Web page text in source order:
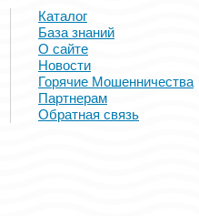
Каталог
База знаний
О сайте
Новости
Горячие Мошенничества
Партнерам
Обратная связь